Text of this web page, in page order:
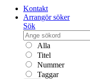
Kontakt
Arrangör söker
Sök
Alla
Titel
Nummer
Taggar